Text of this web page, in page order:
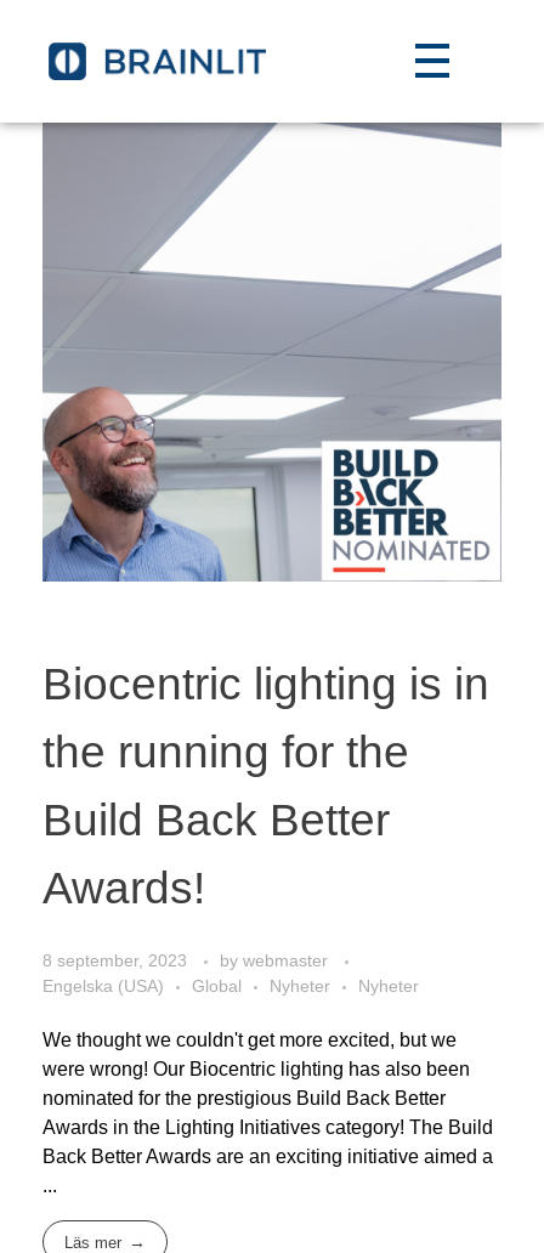
Biocentric lighting is in
the running for the
Build Back Better
Awards!
8 september, 2023 by webmaster
Engelska (USA)
Global Nyheter Nyheter
We thought we couldn't get more excited, but we
were wrong! Our Biocentric lighting has also been
nominated for the prestigious Build Back Better
Awards in the Lighting Initiatives category! The Build
Back Better Awards are an exciting initiative aimed a
...
Läs mer